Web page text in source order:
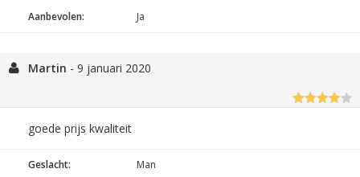
Aanbevolen:
Ja
Martin - 9 januari 2020
goede prijs kwaliteit
Geslacht:
Man